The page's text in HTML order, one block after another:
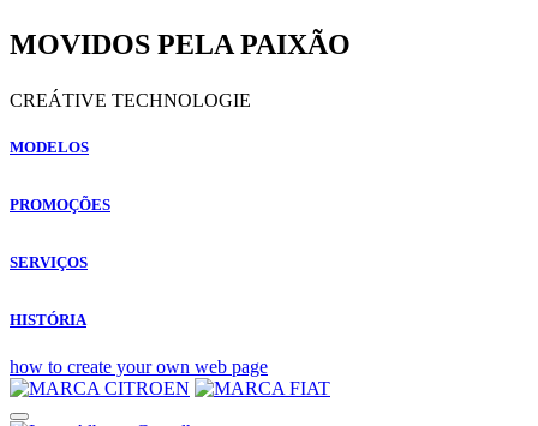
MOVIDOS PELA PAIXÃO
CREÁTIVE TECHNOLOGIE
MODELOS
PROMOÇÕES
SERVIÇOS
HISTÓRIA
how to create your own web page